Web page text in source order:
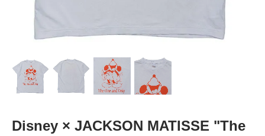
Disney × JACKSON MATISSE "The